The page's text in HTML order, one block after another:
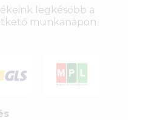
legkésőbb a
munkanapon